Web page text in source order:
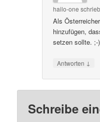
hailo-one schrieb
Als
hinzufügen,
setzen sollte. ;-)
Antworten ↓
Schreibe